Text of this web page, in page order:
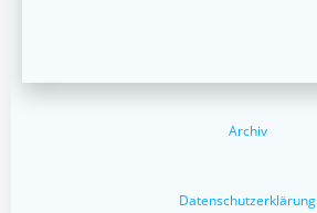
Archiv
Datenschutzerklärung